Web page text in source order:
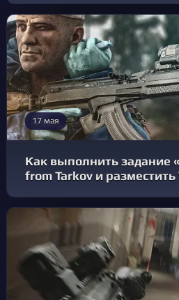
17 мая
Как выполнить задание
from Tarkov и